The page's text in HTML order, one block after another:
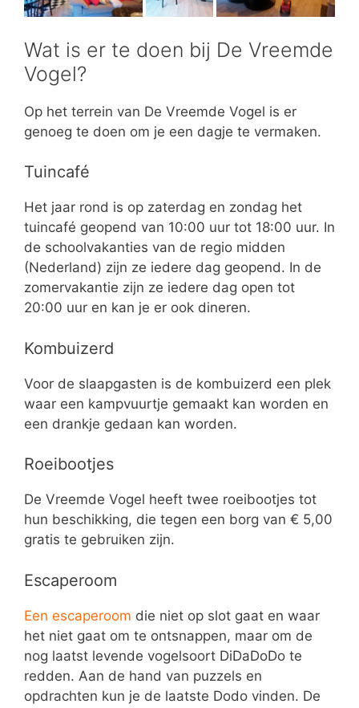
Wat is er te doen bij De Vreemde
Vogel?
Op het terrein van De Vreemde Vogel is er
genoeg te doen om je een dagje te vermaken.
Tuincafé
Het jaar rond is op zaterdag en zondag het
tuincafé geopend van 10:00 uur tot 18:00 uur. In
de schoolvakanties van de regio midden
(Nederland) zijn ze iedere dag geopend. In de
zomervakantie zijn ze iedere dag open tot
20:00 uur en kan je er ook dineren.
Kombuizerd
Voor de slaapgasten is de kombuizerd een plek
waar een kampvuurtje gemaakt kan worden en
een drankje gedaan kan worden.
Roeibootjes
De Vreemde Vogel heeft twee roeibootjes tot
hun beschikking, die tegen een borg van € 5,00
gratis te gebruiken zijn.
Escaperoom
Een escaperoom die niet op slot gaat en waar
het niet gaat om te ontsnappen, maar om de
nog laatst levende vogelsoort DiDaDoDo te
redden. Aan de hand van puzzels en
opdrachten kun je de laatste Dodo vinden. De